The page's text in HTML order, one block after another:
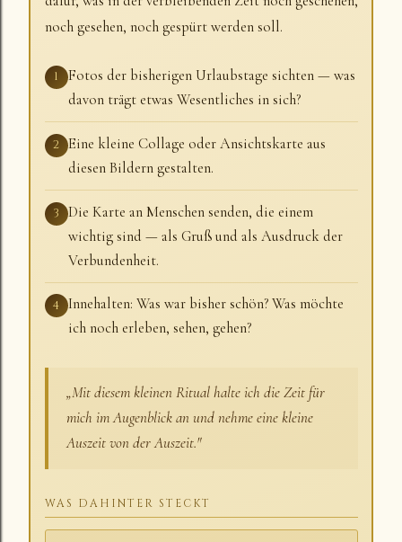
noch gesehen, noch gespürt werden soll.
1
Fotos der bisherigen Urlaubstage sichten — was
davon trägt etwas Wesentliches in sich?
2 Eine kleine Collage oder Ansichtskarte aus
diesen Bildern gestalten.
3 Die Karte an Menschen senden, die einem
wichtig sind — als Gruß und als Ausdruck der
Verbundenheit.
4 Innehalten: Was war bisher schön? Was möchte
ich noch erleben, sehen, gehen?
„Mit diesem kleinen Ritual halte ich die Zeit für
mich im Augenblick an und nehme eine kleine
Auszeit von der Auszeit."
WAS DAHINTER STECKT